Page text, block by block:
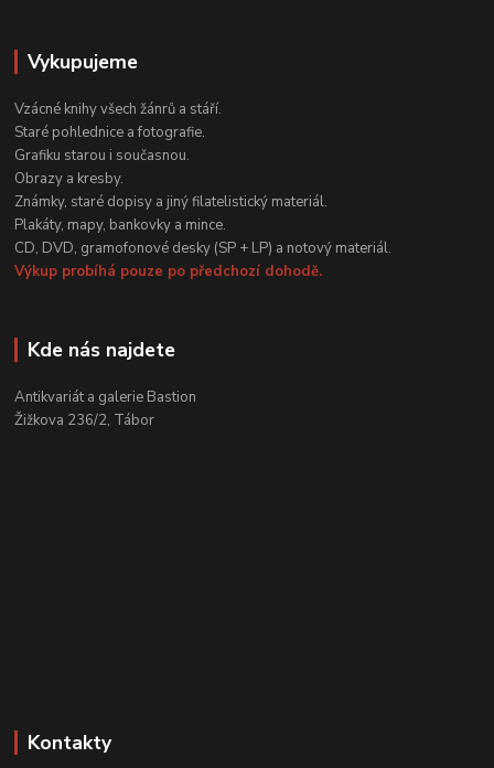
Vykupujeme
Vzácné knihy všech žánrů a stáří.
Staré pohlednice a fotografie.
Grafiku starou i současnou.
Obrazy a kresby.
Známky, staré dopisy a jiný filatelistický materiál.
Plakáty, mapy, bankovky a mince.
CD, DVD, gramofonové desky (SP + LP) a notový materiál.
Výkup probíhá pouze po předchozí dohodě.
Kde nás najdete
Antikvariát a galerie Bastion
Žižkova 236/2, Tábor
Kontakty